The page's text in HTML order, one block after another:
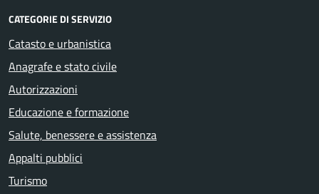
CATEGORIE DI SERVIZIO
Catasto e urbanistica
Anagrafe e stato civile
Autorizzazioni
Educazione e formazione
Salute, benessere e assistenza
Appalti pubblici
Turismo